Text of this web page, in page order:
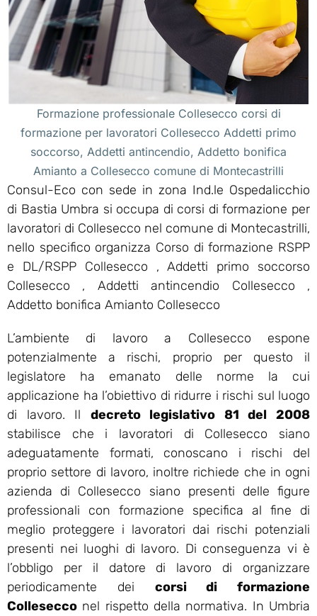
Formazione professionale Collesecco corsi di
formazione per lavoratori Collesecco Addetti primo
soccorso, Addetti antincendio, Addetto bonifica
Amianto a Collesecco comune di Montecastrilli
Consul-Eco con sede in zona Ind.le Ospedalicchio
di Bastia Umbra si occupa di corsi di formazione per
lavoratori di Collesecco nel comune di Montecastrilli,
nello specifico organizza Corso di formazione RSPP
e DL/RSPP Collesecco , Addetti primo soccorso
Collesecco , Addetti antincendio Collesecco ,
Addetto bonifica Amianto Collesecco
L’ambiente di lavoro a Collesecco espone
potenzialmente a rischi, proprio per questo il
legislatore ha emanato delle norme la cui
applicazione ha l’obiettivo di ridurre i rischi sul luogo
di lavoro. Il decreto legislativo 81 del 2008
stabilisce che i lavoratori di Collesecco siano
adeguatamente formati, conoscano i rischi del
proprio settore di lavoro, inoltre richiede che in ogni
azienda di Collesecco siano presenti delle figure
professionali con formazione specifica al fine di
meglio proteggere i lavoratori dai rischi potenziali
presenti nei luoghi di lavoro. Di conseguenza vi è
l’obbligo per il datore di lavoro di organizzare
periodicamente dei corsi di formazione
Collesecco nel rispetto della normativa. In Umbria